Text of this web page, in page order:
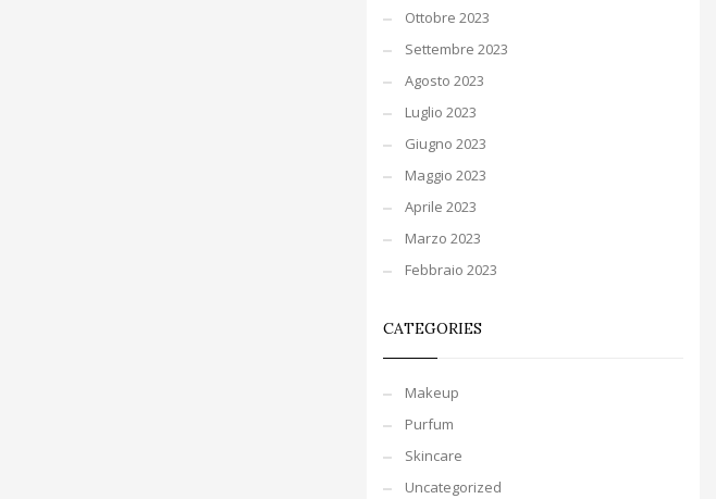
Ottobre 2023
Settembre 2023
Agosto 2023
Luglio 2023
Giugno 2023
Maggio 2023
Aprile 2023
Marzo 2023
Febbraio 2023
CATEGORIES
Makeup
Purfum
Skincare
Uncategorized